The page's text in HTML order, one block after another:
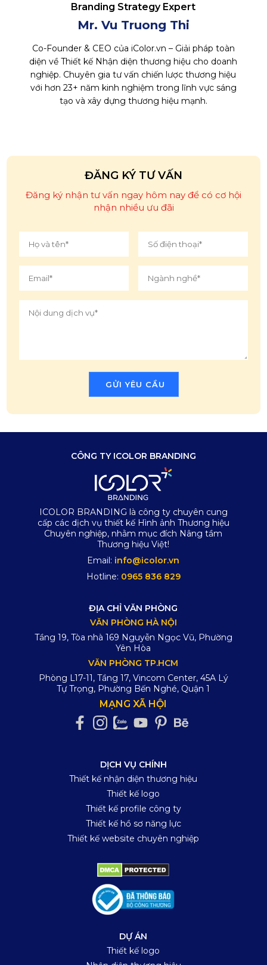
Branding Strategy Expert
Mr. Vu Truong Thi
Co-Founder & CEO của iColor.vn – Giải pháp toàn
diện về Thiết kế Nhận diện thương hiệu cho doanh
nghiệp. Chuyên gia tư vấn chiến lược thương hiệu
với hơn 23+ năm kinh nghiệm trong lĩnh vực sáng
tạo và xây dựng thương hiệu mạnh.
ĐĂNG KÝ TƯ VẤN
Đăng ký nhận tư vấn ngay hôm nay để có cơ hội
nhận nhiều ưu đãi
CÔNG TY ICOLOR BRANDING
ICOLOR BRANDING là công ty chuyên cung
cấp các dịch vụ thiết kế Hình ảnh Thương hiệu
Chuyên nghiệp, nhằm mục đích Nâng tầm
Thương hiệu Việt!
Email: info@icolor.vn
Hotline: 0965 836 829
ĐỊA CHỈ VĂN PHÒNG
VĂN PHÒNG HÀ NỘI
Tầng 19, Tòa nhà 169 Nguyễn Ngọc Vũ, Phường
Yên Hòa
VĂN PHÒNG TP.HCM
Phòng L17-11, Tầng 17, Vincom Center, 45A Lý
Tự Trọng, Phường Bến Nghé, Quận 1
MẠNG XÃ HỘI
DỊCH VỤ CHÍNH
Thiết kế nhận diện thương hiệu
Thiết kế logo
Thiết kế profile công ty
Thiết kế hồ sơ năng lực
Thiết kế website chuyên nghiệp
DỰ ÁN
Thiết kế logo